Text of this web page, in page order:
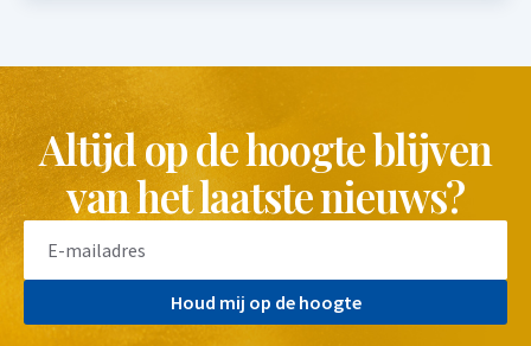
Altijd op de hoogte blijven
van het laatste nieuws?
Houd mij op de hoogte